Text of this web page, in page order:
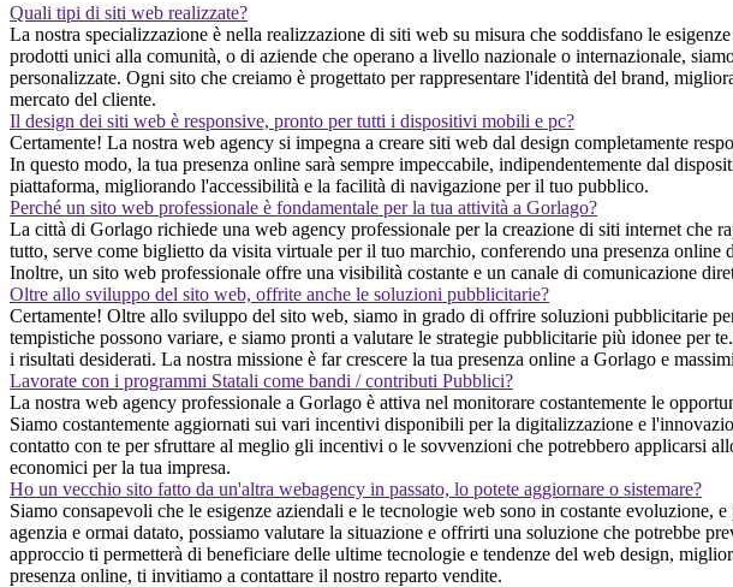
Quali tipi di siti web realizzate?
La nostra specializzazione è nella realizzazione di siti web su misura che soddisfano le
prodotti unici alla comunità, o di aziende che operano a livello nazionale o internazionale,
personalizzate. Ogni sito che creiamo è progettato per rappresentare l'identità del brand,
mercato del cliente.
Il design dei siti web è responsive, pronto per tutti i dispositivi mobili e pc?
Certamente! La nostra web agency si impegna a creare siti web dal design completamente
In questo modo, la tua presenza online sarà sempre impeccabile, indipendentemente dal
piattaforma, migliorando l'accessibilità e la facilità di navigazione per il tuo pubblico.
Perché un sito web professionale è fondamentale per la tua attività a Gorlago?
La città di Gorlago richiede una web agency professionale per la creazione di siti internet che
tutto, serve come biglietto da visita virtuale per il tuo marchio, conferendo una presenza
Inoltre, un sito web professionale offre una visibilità costante e un canale di comunicazione
Oltre allo sviluppo del sito web, offrite anche le soluzioni pubblicitarie?
Certamente! Oltre allo sviluppo del sito web, siamo in grado di offrire soluzioni pubblicitarie
tempistiche possono variare, e siamo pronti a valutare le strategie pubblicitarie più idonee per
i risultati desiderati. La nostra missione è far crescere la tua presenza online a Gorlago e
Lavorate con i programmi Statali come bandi / contributi Pubblici?
La nostra web agency professionale a Gorlago è attiva nel monitorare costantemente le
Siamo costantemente aggiornati sui vari incentivi disponibili per la digitalizzazione e
contatto con te per sfruttare al meglio gli incentivi o le sovvenzioni che potrebbero applicarsi
economici per la tua impresa.
Ho un vecchio sito fatto da un'altra webagency in passato, lo potete aggiornare o sistemare?
Siamo consapevoli che le esigenze aziendali e le tecnologie web sono in costante
agenzia e ormai datato, possiamo valutare la situazione e offrirti una soluzione che potrebbe
approccio ti permetterà di beneficiare delle ultime tecnologie e tendenze del web design,
presenza online, ti invitiamo a contattare il nostro reparto vendite.